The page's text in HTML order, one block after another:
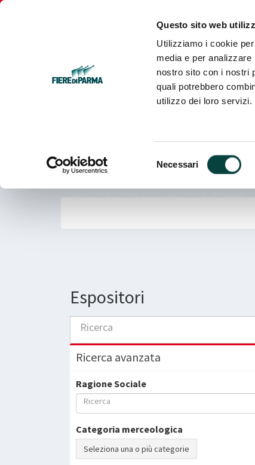
Questo sito web
Utilizziamo i cookie
media e per
nostro sito con i nostri
quali potrebbero
utilizzo dei loro servizi.
Necessari
Espositori
Ricerca
Ricerca avanzata
Ragione Sociale
Ricerca
Categoria merceologica
Seleziona una o più categorie